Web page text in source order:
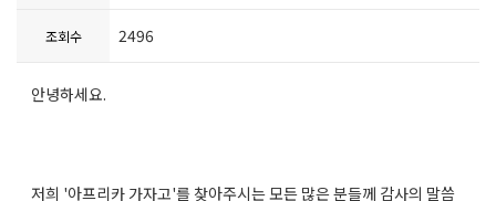
조회수 2496
안녕하세요.
저희 '아프리카 가자고'를 찾아주시는 모든 많은 분들께 감사의 말씀